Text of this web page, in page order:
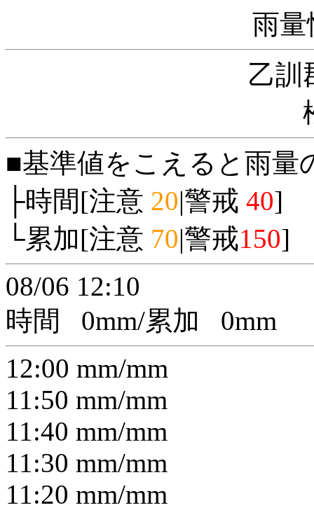
雨量
乙訓
■基準値をこえると雨量
├時間[注意 20|警戒 40]
└累加[注意 70|警戒150]
08/06 12:10
時間
0mm/累加 0mm
12:00 mm/mm
11:50 mm/mm
11:40 mm/mm
11:30 mm/mm
11:20 mm/mm